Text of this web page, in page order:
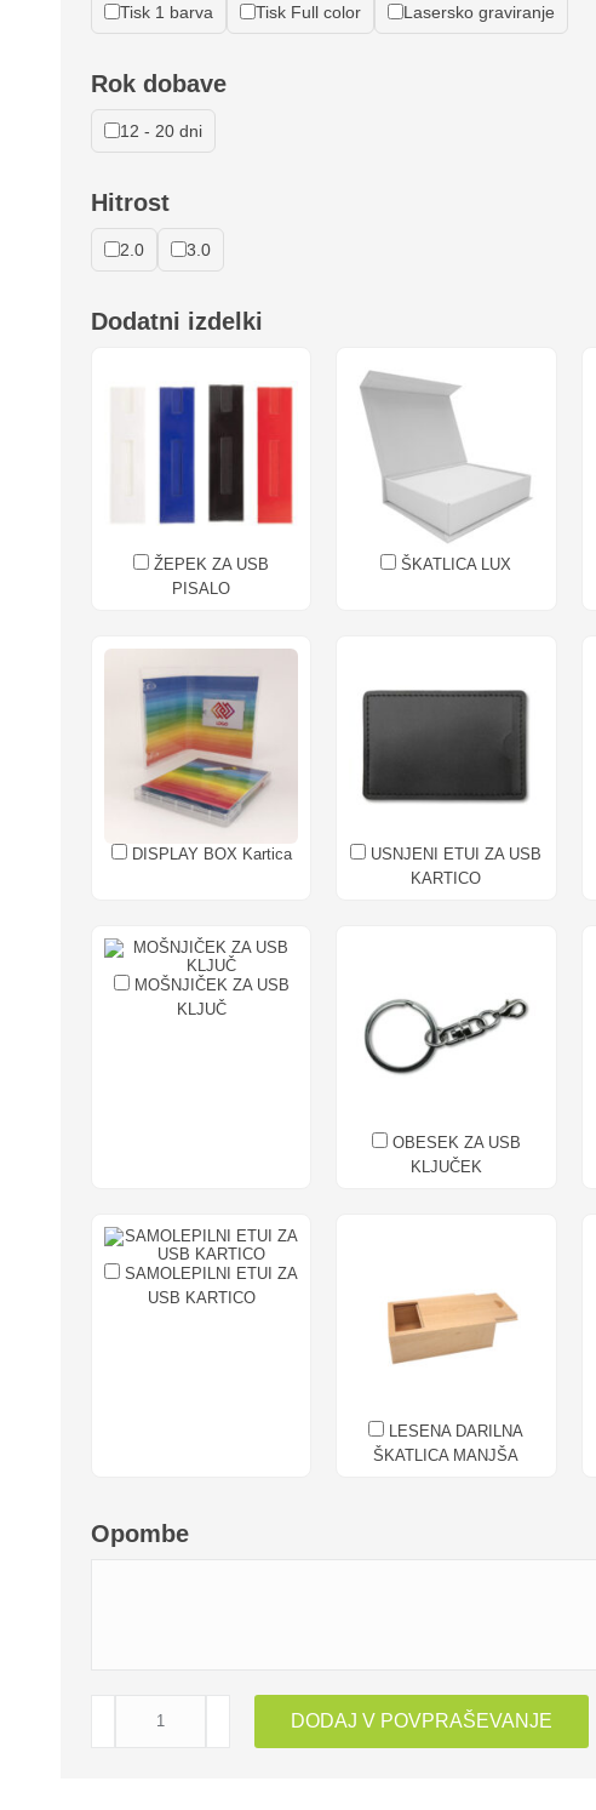
Tisk 1 barva Tisk Full color Lasersko graviranje
Rok dobave
12 - 20 dni
Hitrost
2.0 3.0
Dodatni izdelki
ŽEPEK ZA USB
PISALO
ŠKATLICA LUX
DISPLAY BOX Kartica
USNJENI ETUI ZA USB
KARTICO
MOŠNJIČEK ZA USB
KLJUČ
OBESEK ZA USB
KLJUČEK
SAMOLEPILNI ETUI ZA
USB KARTICO
LESENA DARILNA
ŠKATLICA MANJŠA
Opombe
DODAJ V POVPRAŠEVANJE